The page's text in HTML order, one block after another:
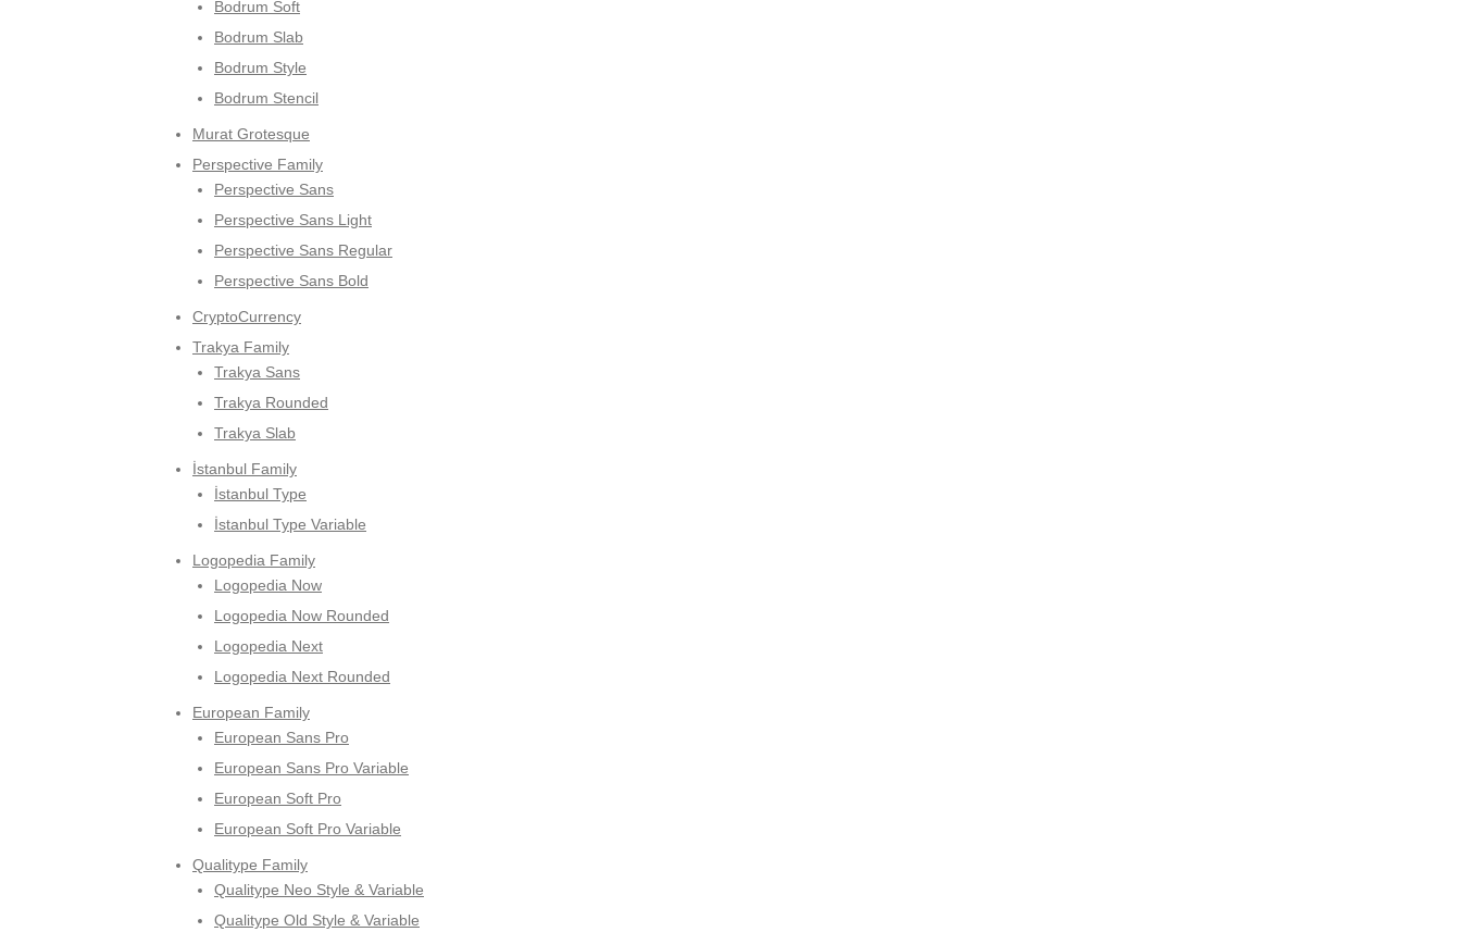
Bodrum Soft
Bodrum Slab
Bodrum Style
Bodrum Stencil
Murat Grotesque
Perspective Family
Perspective Sans
Perspective Sans Light
Perspective Sans Regular
Perspective Sans Bold
CryptoCurrency
Trakya Family
Trakya Sans
Trakya Rounded
Trakya Slab
İstanbul Family
İstanbul Type
İstanbul Type Variable
Logopedia Family
Logopedia Now
Logopedia Now Rounded
Logopedia Next
Logopedia Next Rounded
European Family
European Sans Pro
European Sans Pro Variable
European Soft Pro
European Soft Pro Variable
Qualitype Family
Qualitype Neo Style & Variable
Qualitype Old Style & Variable